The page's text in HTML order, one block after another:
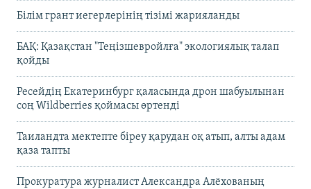
Білім грант иегерлерінің тізімі жарияланды
БАҚ: Қазақстан "Теңізшевройлға" экологиялық талап
қойды
Ресейдің Екатеринбург қаласында дрон шабуылынан
соң Wildberries қоймасы өртенді
Таиландта мектепте біреу қарудан оқ атып, алты адам
қаза тапты
Прокуратура журналист Александра Алёхованың